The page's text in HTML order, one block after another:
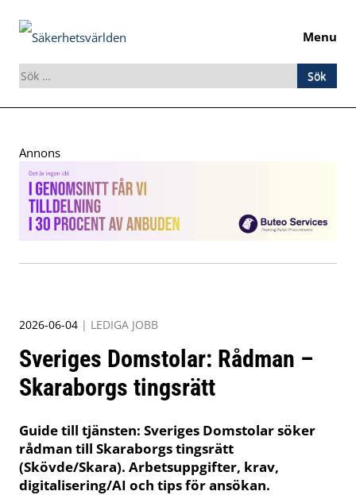
Menu
Sök
efter:
to
content
Annons
2026-06-04 | LEDIGA JOBB
Sveriges Domstolar: Rådman –
Skaraborgs tingsrätt
Guide till tjänsten: Sveriges Domstolar söker
rådman till Skaraborgs tingsrätt
(Skövde/Skara). Arbetsuppgifter, krav,
digitalisering/AI och tips för ansökan.